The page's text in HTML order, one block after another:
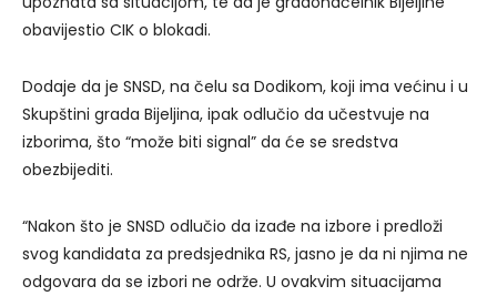
obavijestio CIK o blokadi.
Dodaje da je SNSD, na čelu sa Dodikom, koji ima većinu i u
Skupštini grada Bijeljina, ipak odlučio da učestvuje na
izborima, što “može biti signal” da će se sredstva
obezbijediti.
“Nakon što je SNSD odlučio da izađe na izbore i predloži
svog kandidata za predsjednika RS, jasno je da ni njima ne
odgovara da se izbori ne održe. U ovakvim situacijama